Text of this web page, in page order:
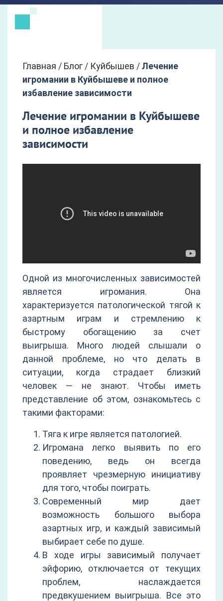
Главная / Блог / Куйбышев /Лечение
игромании в Куйбышеве и полное
избавление зависимости
Лечение игромании в Куйбышеве
и полное избавление
зависимости
Одной из многочисленных зависимостей
является игромания. Она
характеризуется патологической тягой к
азартным играм и стремлению к
быстрому обогащению за счет
выигрыша. Много людей слышали о
данной проблеме, но что делать в
ситуации, когда страдает близкий
человек — не знают. Чтобы иметь
представление об этом, ознакомьтесь с
такими факторами:
Тяга к игре является патологией.
Игромана легко выявить по его
поведению, ведь он всегда
проявляет чрезмерную инициативу
для того, чтобы поиграть.
Современный мир дает
возможность большого выбора
азартных игр, и каждый зависимый
выбирает себе по душе.
В ходе игры зависимый получает
эйфорию, отключается от текущих
проблем, наслаждается
предвкушением выигрыша. Все это